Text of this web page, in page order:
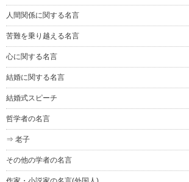
人間関係に関する名言
苦難を乗り越える名言
心に関する名言
結婚に関する名言
結婚式スピーチ
哲学者の名言
⇒ 老子
その他の学者の名言